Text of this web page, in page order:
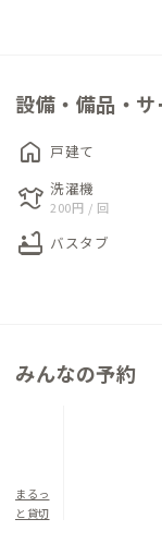
に作業したい方はそ
晴れた夜には満天
しもありますので、
設備・備品・サ
home 戸建て
laundry 洗濯機
200円 / 回
bathtub バスタブ
みんなの予約
まるっ
と貸切